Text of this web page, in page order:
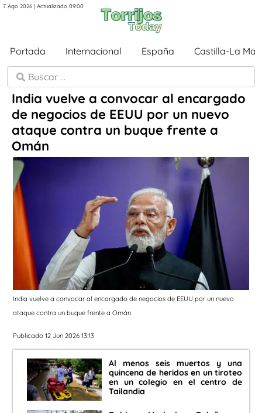
7 Ago 2026 | Actualizado 09:00
Portada Internacional España Castilla-La
India vuelve a convocar al encargado
de negocios de EEUU por un nuevo
ataque contra un buque frente a
Omán
India vuelve a convocar al encargado de negocios de EEUU por un nuevo
ataque contra un buque frente a Omán
Publicado 12 Jun 2026 13:13
Al menos seis muertos y una
quincena de heridos en un tiroteo
en un colegio en el centro de
Tailandia